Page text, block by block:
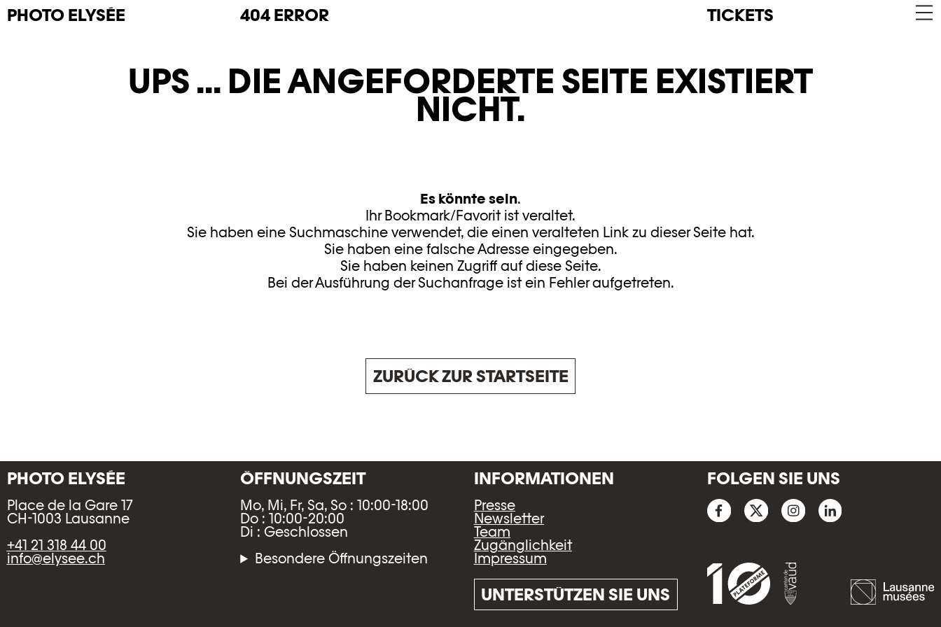
PHOTO ELYSÉE 404 ERROR TICKETS
UPS ... DIE ANGEFORDERTE SEITE EXISTIERT
NICHT.
Es könnte sein.
Ihr Bookmark/Favorit ist veraltet.
Sie haben eine Suchmaschine verwendet, die einen veralteten Link zu dieser Seite hat.
Sie haben eine falsche Adresse eingegeben.
Sie haben keinen Zugriff auf diese Seite.
Bei der Ausführung der Suchanfrage ist ein Fehler aufgetreten.
ZURÜCK ZUR STARTSEITE
PHOTO ELYSÉE
Place de la Gare 17
CH-1003 Lausanne
+41 21 318 44 00
info@elysee.ch
ÖFFNUNGSZEIT
Mo, Mi, Fr, Sa, So : 10:00-18:00
Do : 10:00-20:00
Di : Geschlossen
Besondere Öffnungszeiten
INFORMATIONEN
Presse
Newsletter
Team
Zugänglichkeit
Impressum
UNTERSTÜTZEN SIE UNS
FOLGEN SIE UNS